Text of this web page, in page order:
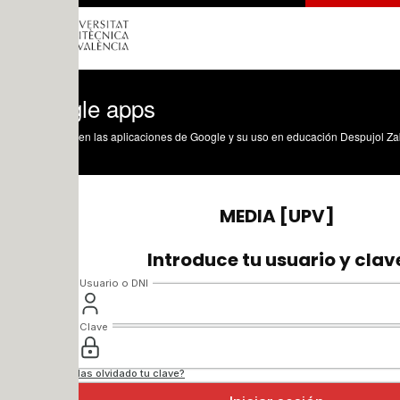
las aplicaciones de Google y su uso en educación Despujol Zabala, I. (2016).